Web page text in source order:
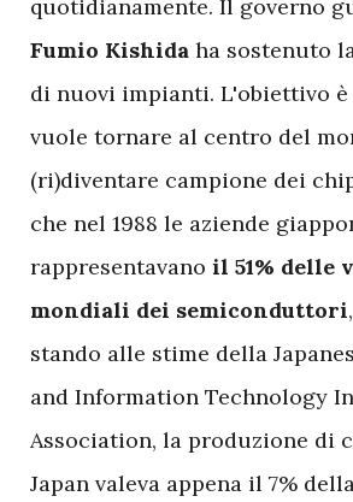
quotidianamente. Il governo
Fumio Kishida ha sostenuto
di nuovi impianti. L'obiettivo è
vuole tornare al centro del
(ri)diventare campione dei
che nel 1988 le aziende
rappresentavano il 51% delle
mondiali dei semiconduttori
stando alle stime della
and Information Technology
Association, la produzione di
Japan valeva appena il 7%